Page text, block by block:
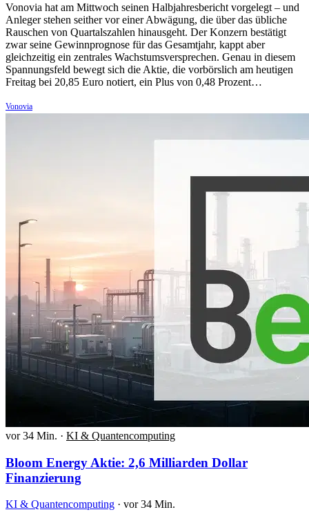
Vonovia hat am Mittwoch seinen Halbjahresbericht vorgelegt – und
Anleger stehen seither vor einer Abwägung, die über das übliche
Rauschen von Quartalszahlen hinausgeht. Der Konzern bestätigt
zwar seine Gewinnprognose für das Gesamtjahr, kappt aber
gleichzeitig ein zentrales Wachstumsversprechen. Genau in diesem
Spannungsfeld bewegt sich die Aktie, die vorbörslich am heutigen
Freitag bei 20,85 Euro notiert, ein Plus von 0,48 Prozent…
Vonovia
vor 34 Min. · KI & Quantencomputing
Bloom Energy Aktie: 2,6 Milliarden Dollar
Finanzierung
KI & Quantencomputing · vor 34 Min.